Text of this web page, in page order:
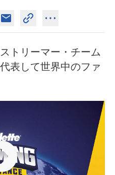
トリーマー・チーム
表して世界中のファ